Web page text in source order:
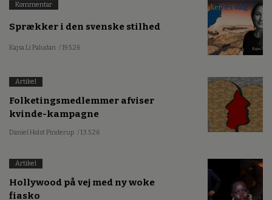
Kommentar
Sprækker i den svenske stilhed
Kajsa Li Paludan / 19.5.26
Artikel
Folketingsmedlemmer afviser
kvinde-kampagne
Daniel Holst Pinderup / 13.5.26
Artikel
Hollywood på vej med ny woke
fiasko